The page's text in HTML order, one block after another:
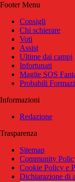
Footer Menu
Consigli
Chi schierare
Voti
Assist
Ultime dai campi
Infortunati
Maglie SOS
Probabili
Informazioni
Redazione
Trasparenza
Sitemap
Community
Cookie Policy e
Dichiarazione di